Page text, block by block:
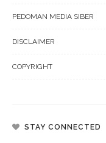
PEDOMAN MEDIA SIBER
DISCLAIMER
COPYRIGHT
STAY CONNECTED